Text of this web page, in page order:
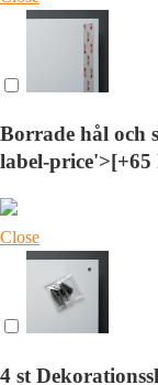
Borrade hål och
label-
Close
4 st